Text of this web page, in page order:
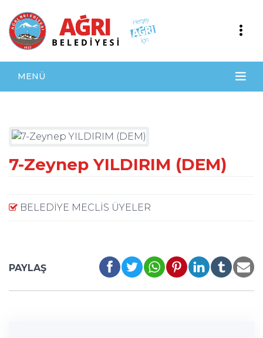
MENÜ
7-Zeynep YILDIRIM (DEM)
BELEDİYE MECLİS ÜYELER
PAYLAŞ